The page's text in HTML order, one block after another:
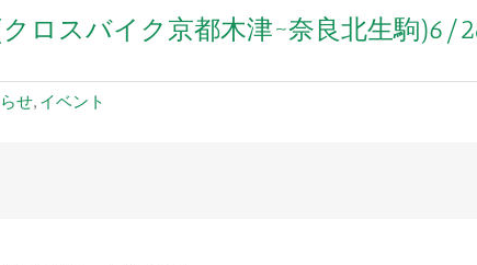
ロスバイク京都木津~奈良北生駒)6/
せ, イベント